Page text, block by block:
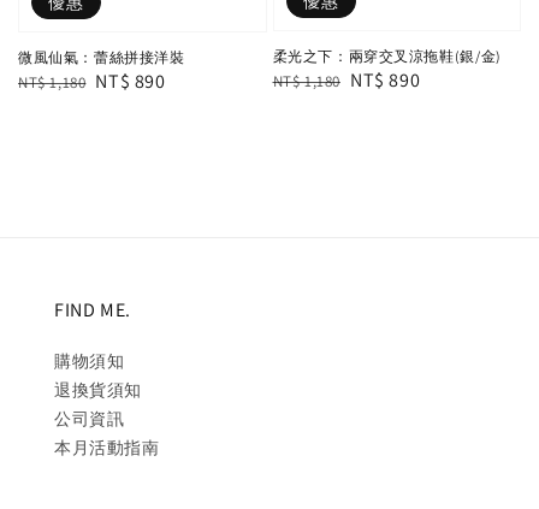
微風仙氣：蕾絲拼接洋裝
Regular
NT$ 1,180 Sale
NT$ 890
柔光之下：兩穿交叉涼拖鞋(銀/金)
Regular
NT$ 1,180 Sale
NT$ 890
FIND ME.
購物須知
退換貨須知
公司資訊
本月活動指南